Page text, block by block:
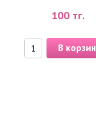
100тг.
В